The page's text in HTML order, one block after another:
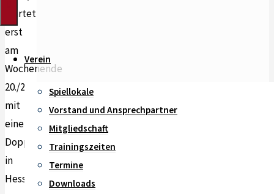
Verein
Spiellokale
Vorstand und Ansprechpartner
Mitgliedschaft
Trainingszeiten
Termine
Downloads
startet
erst
am
Wochenende
20./21.09.2025
mit
einem
Doppelspieltag
in
Hessen.